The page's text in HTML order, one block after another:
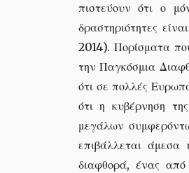
πιστεύουν ότι ο
δραστηριότητες
2014). Πορίσματα
την Παγκόσμια
ότι σε πολλές
ότι η κυβέρνηση
μεγάλων
επιβάλλεται
διαφθορά, ένας από